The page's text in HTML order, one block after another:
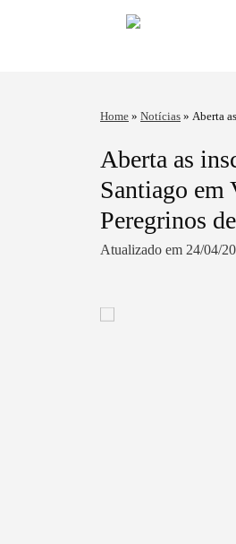
Home » Notícias » Aberta
Aberta as
Santiago em
Peregrinos
Atualizado em 24/04/